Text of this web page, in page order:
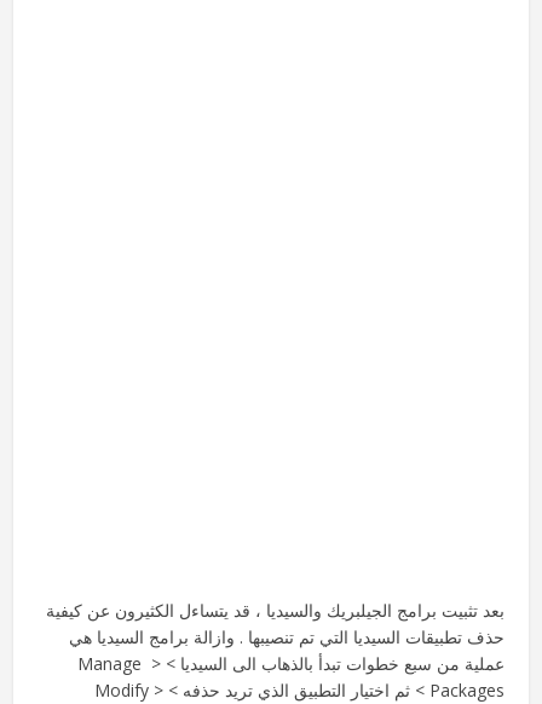
بعد تثبيت برامج الجيلبريك والسيديا ، قد يتساءل الكثيرون عن كيفية
حذف تطبيقات السيديا التي تم تنصيبها . وازالة برامج السيديا هي
عملية من سبع خطوات تبدأ بالذهاب الى السيديا > Manage >
Packages > ثم اختيار التطبيق الذي تريد حذفه > Modify >